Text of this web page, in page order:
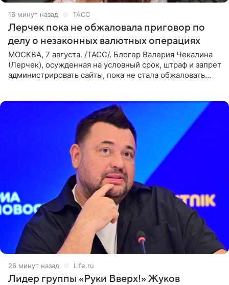
16 минут назад ТАСС
Лерчек пока не обжаловала приговор по
делу о незаконных валютных операциях
МОСКВА, 7 августа. /ТАСС/. Блогер Валерия Чекалина
(Лерчек), осужденная на условный срок, штраф и запрет
администрировать сайты, пока не стала обжаловать
26 минут назад Life.ru
Лидер группы «Руки Вверх!» Жуков